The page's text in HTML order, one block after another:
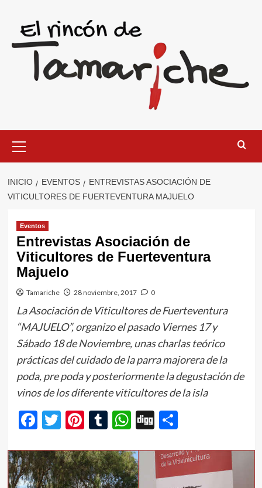
contenido
primario
INICIO EVENTOS
ENTREVISTAS ASOCIACIÓN DE
VITICULTORES DE FUERTEVENTURA MAJUELO
Eventos
Entrevistas Asociación de
Viticultores de Fuerteventura
Majuelo
Tamariche 28 noviembre, 2017 0
La Asociación de Viticultores de Fuerteventura
“MAJUELO”, organizo el pasado Viernes 17 y
Sábado 18 de Noviembre, unas charlas teórico
prácticas del cuidado de la parra majorera de la
poda, pre poda y posteriormente la degustación de
vinos de los diferente viticultores de la isla
Facebook
Twitter
Pinterest
Tumblr
WhatsApp
Digg